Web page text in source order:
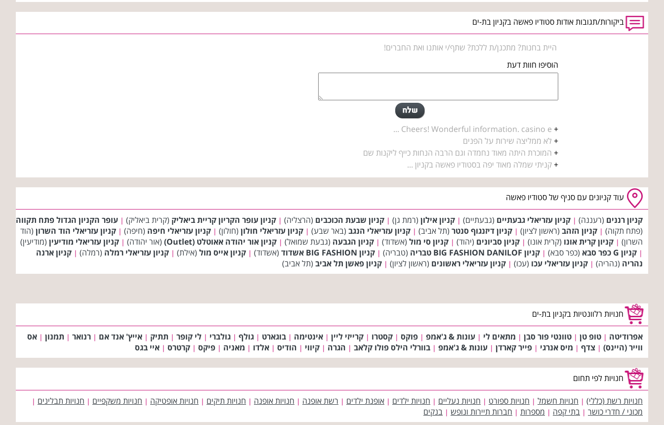
ביקורות/תגובות אודות סטודיו פאשה בקניון בת-ים
היית בחנות? מתכנן/ת ללכת? שתף/י אותנו ואת החברים!
הוסיפו חוות דעת
+
Cheers! Wonderful information. casino e ...
+ לא ממליצה שירות על הפנים
+ המוכרת היתה מאוד נחמדה וגם הרבה הנחות כייף ליקנות שם
+קניתי שמלה מאוד יפה בסטודיו פאשה בקניון ...
עוד קניונים עם סניף של סטודיו פאשה
קניון רננים (רעננה) | קניון עזריאלי גבעתיים (גבעתיים) | קניון אילון (רמת גן) | קניון שבעת הכוכבים (הרצליה) | קניון עופר הקריון קריית ביאליק (קרית ביאליק) | עופר הקניון הגדול פתח תקווה
(פתח תקוה) | קניון הזהב (ראשון לציון) | קניון דיזנגוף סנטר (תל אביב) | קניון עזריאלי הנגב (באר שבע) | קניון עזריאלי חולון (חולון) | קניון עזריאלי חיפה (חיפה) | קניון עזריאלי הוד השרון (הוד
השרון) | קניון קרית אונו (קרית אונו) | קניון סביונים (יהוד) | קניון סי מול (אשדוד) | קניון הגבעה (גבעת שמואל) | קניון אור יהודה אאוטלט (Outlet) (אור יהודה) | קניון עזריאלי מודיעין (מודיעין)
| קניון G כפר סבא (כפר סבא) | קניון BIG FASHION DANILOF טבריה (טבריה) | קניון BIG FASHION אשדוד (אשדוד) | קניון אייס מול (אילת) | קניון עזריאלי רמלה (רמלה) | קניון ארנה
נהריה (נהריה) | קניון עזריאלי עכו (עכו) | קניון עזריאלי ראשונים (ראשון לציון) | קניון פאשן תל אביב (תל אביב)
חנויות רלוונטיות בקניון בת-ים
אפרודיטה | טופ טן | טוונטי פור סבן | מתאים לי | עונות & ג'אמפ | פוקס | קסטרו | קרייזי ליין | אינטימה | בוגארט | גולף | גולברי | לי קופר | תתיק | אייץ' אנד אם | רנואר | תמנון | אס
ווייר (היינס) | צדף | מיס אנרגי | פייר קארדן | עונות & ג'אמפ | בוורלי הילס פולו קלאב | הגרה | קיווי | הודיס | אלדו | מאניה | פיקס | קרטרס | איי בגס
חנויות לפי תחום
חנויות רשת (כללי) | חנויות חשמל | חנויות ספורט | חנויות נעליים | חנויות ילדים | אופנת ילדים | רשת אופנה | חנויות אופנה | חנויות תיקים | חנויות אופטיקה | חנויות משקפיים | חנויות תבלינים |
מכוני / חדרי כושר | בתי קפה | מספרות | חברות תיירות ונופש | בנקים